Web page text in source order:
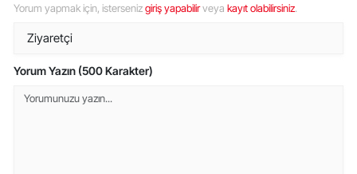
Yorum yapmak için, istersenizgiriş yapabilirveya kayıt olabilirsiniz.
Yorum Yazın (500 Karakter)